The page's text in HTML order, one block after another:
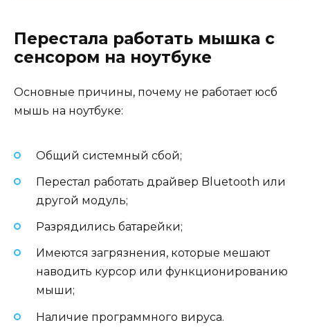
Перестала работать мышка с
сенсором на ноутбуке
Основные причины, почему не работает юсб
мышь на ноутбуке:
Общий системный сбой;
Перестал работать драйвер Bluetooth или
другой модуль;
Разрядились батарейки;
Имеются загрязнения, которые мешают
наводить курсор или функционированию
мыши;
Наличие программного вируса.